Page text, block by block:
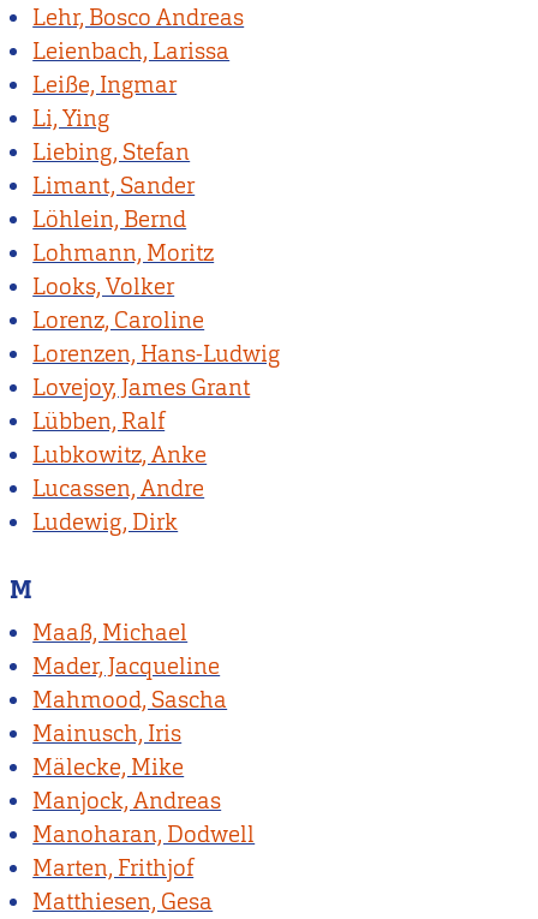
Lehr, Bosco Andreas
Leienbach, Larissa
Leiße, Ingmar
Li, Ying
Liebing, Stefan
Limant, Sander
Löhlein, Bernd
Lohmann, Moritz
Looks, Volker
Lorenz, Caroline
Lorenzen, Hans-Ludwig
Lovejoy, James Grant
Lübben, Ralf
Lubkowitz, Anke
Lucassen, Andre
Ludewig, Dirk
M
Maaß, Michael
Mader, Jacqueline
Mahmood, Sascha
Mainusch, Iris
Mälecke, Mike
Manjock, Andreas
Manoharan, Dodwell
Marten, Frithjof
Matthiesen, Gesa